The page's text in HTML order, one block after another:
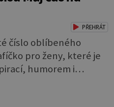
PŘEHRÁT
číslo oblíbeného
pro ženy, které je
humorem i
kávu a pusťte